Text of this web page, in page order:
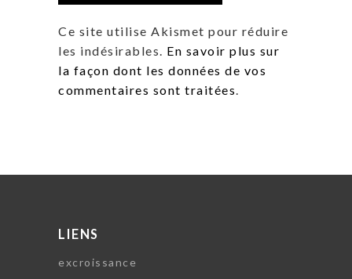
Ce site utilise Akismet pour réduire
les indésirables. En savoir plus sur
la façon dont les données de vos
commentaires sont traitées.
LIENS
excroissance